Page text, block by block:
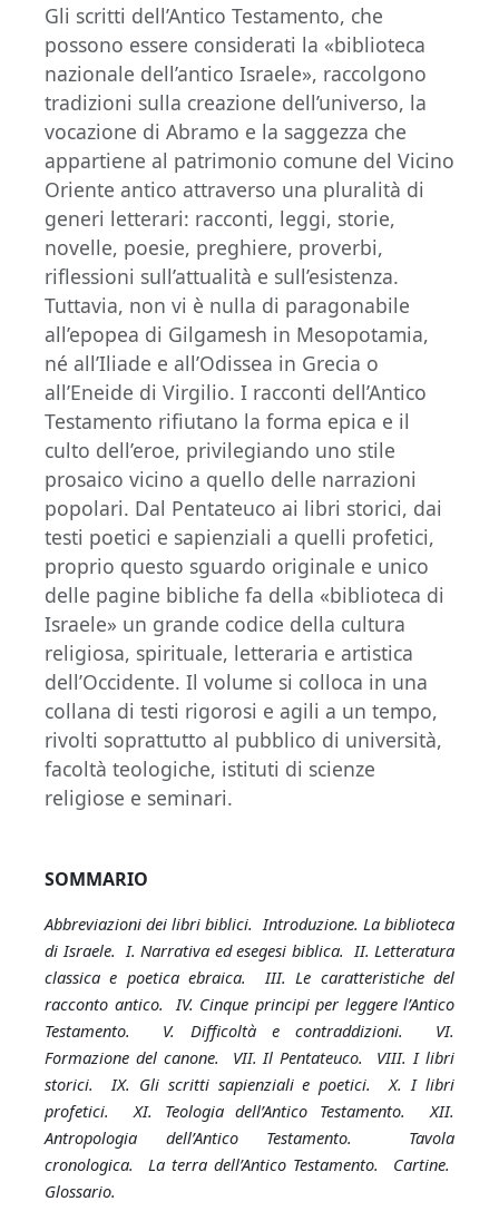
Gli scritti dell’Antico Testamento, che
possono essere considerati la «biblioteca
nazionale dell’antico Israele», raccolgono
tradizioni sulla creazione dell’universo, la
vocazione di Abramo e la saggezza che
appartiene al patrimonio comune del Vicino
Oriente antico attraverso una pluralità di
generi letterari: racconti, leggi, storie,
novelle, poesie, preghiere, proverbi,
riflessioni sull’attualità e sull’esistenza.
Tuttavia, non vi è nulla di paragonabile
all’epopea di Gilgamesh in Mesopotamia,
né all’Iliade e all’Odissea in Grecia o
all’Eneide di Virgilio. I racconti dell’Antico
Testamento rifiutano la forma epica e il
culto dell’eroe, privilegiando uno stile
prosaico vicino a quello delle narrazioni
popolari. Dal Pentateuco ai libri storici, dai
testi poetici e sapienziali a quelli profetici,
proprio questo sguardo originale e unico
delle pagine bibliche fa della «biblioteca di
Israele» un grande codice della cultura
religiosa, spirituale, letteraria e artistica
dell’Occidente. Il volume si colloca in una
collana di testi rigorosi e agili a un tempo,
rivolti soprattutto al pubblico di università,
facoltà teologiche, istituti di scienze
religiose e seminari.
SOMMARIO
Abbreviazioni dei libri biblici. Introduzione. La biblioteca
di Israele. I. Narrativa ed esegesi biblica. II. Letteratura
classica e poetica ebraica. III. Le caratteristiche del
racconto antico. IV. Cinque principi per leggere l’Antico
Testamento. V. Difficoltà e contraddizioni. VI.
Formazione del canone. VII. Il Pentateuco. VIII. I libri
storici. IX. Gli scritti sapienziali e poetici. X. I libri
profetici. XI. Teologia dell’Antico Testamento. XII.
Antropologia dell’Antico Testamento. Tavola
cronologica. La terra dell’Antico Testamento. Cartine.
Glossario.